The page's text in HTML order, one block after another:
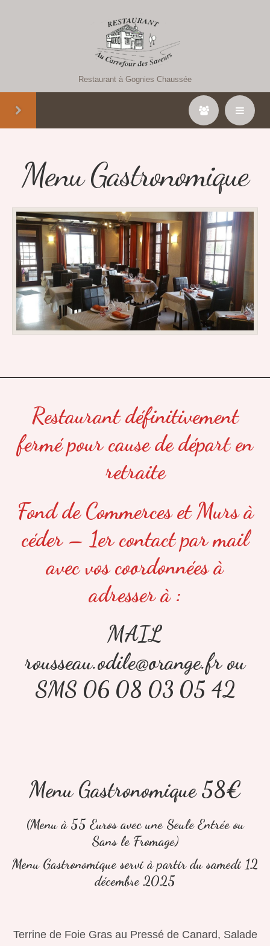
Restaurant à Gognies Chaussée
Menu Gastronomique
Restaurant définitivement
fermé pour cause de départ en
retraite
Fond de Commerces et Murs à
céder – 1er contact par mail
avec vos coordonnées à
adresser à :
MAIL
rousseau.odile@orange.fr ou
SMS 06 08 03 05 42
Menu Gastronomique 58€
(Menu à 55 Euros avec une Seule Entrée ou
Sans le Fromage)
Menu Gastronomique servi à partir du samedi 12
décembre 2025
Terrine de Foie Gras au Pressé de Canard, Salade